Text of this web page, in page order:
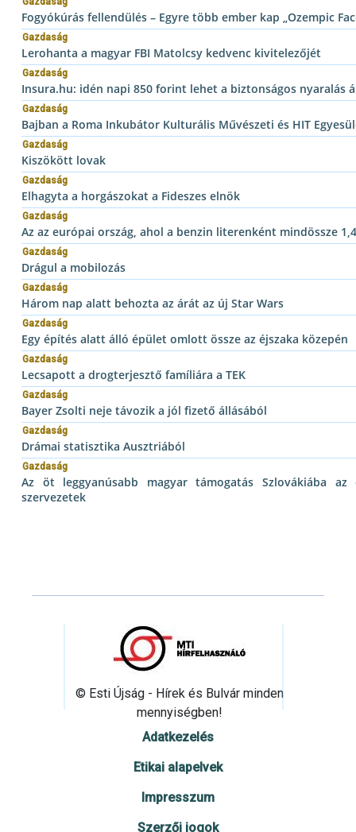
Fogyókúrás fellendülés – Egyre több ember kap „Ozempic
Gazdaság
Lerohanta a magyar FBI Matolcsy kedvenc kivitelezőjét
Gazdaság
Insura.hu: idén napi 850 forint lehet a biztonságos nyaralás
Gazdaság
Bajban a Roma Inkubátor Kulturális Művészeti és HIT
Gazdaság
Kiszökött lovak
Gazdaság
Elhagyta a horgászokat a Fideszes elnök
Gazdaság
Az az európai ország, ahol a benzin literenként mindössze
Gazdaság
Drágul a mobilozás
Gazdaság
Három nap alatt behozta az árát az új Star Wars
Gazdaság
Egy építés alatt álló épület omlott össze az éjszaka közepén
Gazdaság
Lecsapott a drogterjesztő famíliára a TEK
Gazdaság
Bayer Zsolti neje távozik a jól fizető állásából
Gazdaság
Drámai statisztika Ausztriából
Gazdaság
Az öt leggyanúsabb magyar támogatás Szlovákiába
szervezetek
© Esti Újság - Hírek és Bulvár minden
mennyiségben!
Adatkezelés
Etikai alapelvek
Impresszum
Szerzői jogok